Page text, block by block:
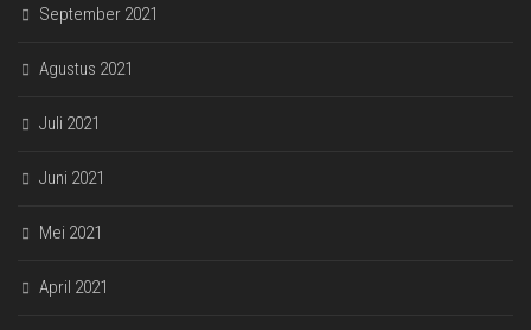
September 2021
Agustus 2021
Juli 2021
Juni 2021
Mei 2021
April 2021